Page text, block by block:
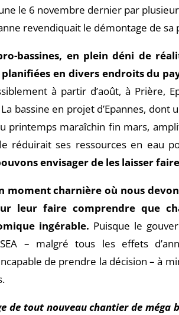
le 6 novembre dernier par
revendiquait le démontage de sa
bassines, en plein déni de
en divers endroits du
à partir d’août, à Prière,
bassine en projet d’Epannes,
printemps maraîchin fin mars,
réduirait ses ressources en eau
envisager de les laisser
moment charnière où nous
leur faire comprendre que
ingérable. Puisque le
– malgré tous les effets
de prendre la décision – à
de tout nouveau chantier de méga